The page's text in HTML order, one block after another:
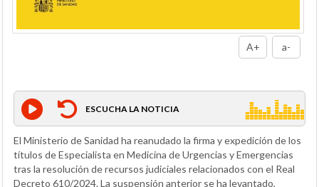
A+ a-
ESCUCHA LA NOTICIA
El Ministerio de Sanidad ha reanudado la firma y expedición de los
títulos de Especialista en Medicina de Urgencias y Emergencias
tras la resolución de recursos judiciales relacionados con el Real
Decreto 610/2024. La suspensión anterior se ha levantado,